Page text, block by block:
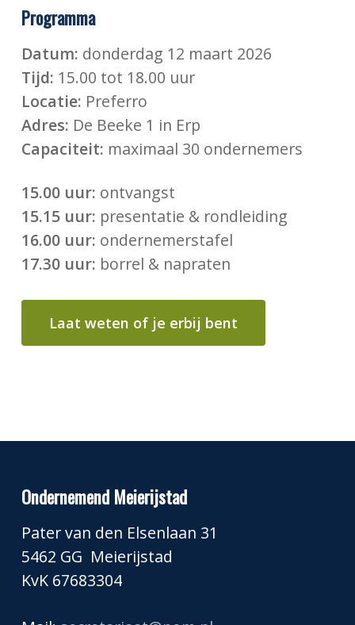
Programma
Datum: donderdag 12 maart 2026
Tijd: 15.00 tot 18.00 uur
Locatie: Preferro
Adres: De Beeke 1 in Erp
Capaciteit: maximaal 30 ondernemers
15.00 uur: ontvangst
15.15 uur: presentatie & rondleiding
16.00 uur: ondernemerstafel
17.30 uur: borrel & napraten
Laat weten of je erbij bent
Ondernemend Meierijstad
Pater van den Elsenlaan 31
5462 GG Meierijstad
KvK 67683304